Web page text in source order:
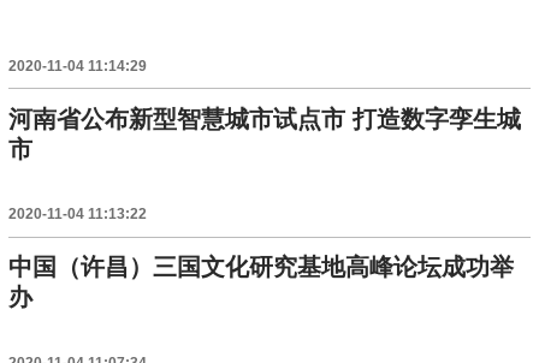
2020-11-04 11:14:29
河南省公布新型智慧城市试点市 打造数字孪生城
市
2020-11-04 11:13:22
中国（许昌）三国文化研究基地高峰论坛成功举
办